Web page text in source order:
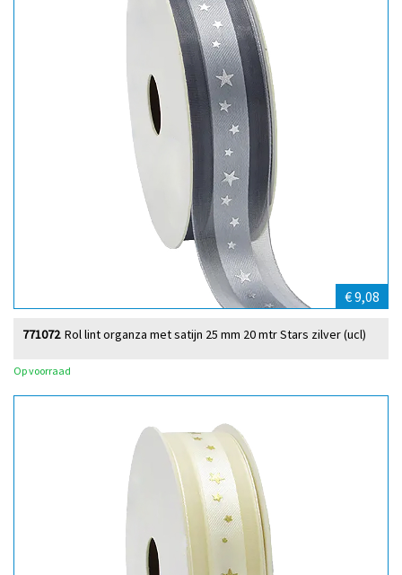
€ 9,08
Rol lint organza met satijn 25 mm 20 mtr Stars zilver (ucl)
771072
Op voorraad